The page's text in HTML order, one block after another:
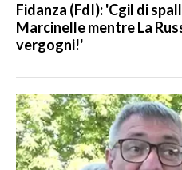
Fidanza (FdI): 'Cgil di
Marcinelle mentre La
vergogni!'